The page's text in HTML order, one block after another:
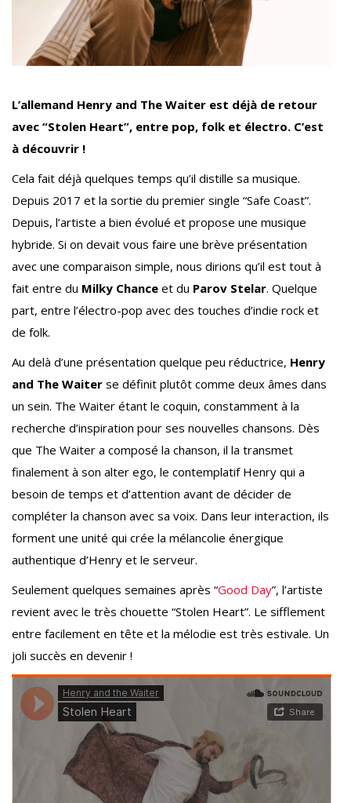
L’allemand Henry and The Waiter est déjà de retour
avec “Stolen Heart”, entre pop, folk et électro. C’est
à découvrir !
Cela fait déjà quelques temps qu’il distille sa musique.
Depuis 2017 et la sortie du premier single “Safe Coast”.
Depuis, l’artiste a bien évolué et propose une musique
hybride. Si on devait vous faire une brève présentation
avec une comparaison simple, nous dirions qu’il est tout à
fait entre du Milky Chance et du Parov Stelar. Quelque
part, entre l’électro-pop avec des touches d’indie rock et
de folk.
Au delà d’une présentation quelque peu réductrice, Henry
and The Waiter se définit plutôt comme deux âmes dans
un sein. The Waiter étant le coquin, constamment à la
recherche d’inspiration pour ses nouvelles chansons. Dès
que The Waiter a composé la chanson, il la transmet
finalement à son alter ego, le contemplatif Henry qui a
besoin de temps et d’attention avant de décider de
compléter la chanson avec sa voix. Dans leur interaction, ils
forment une unité qui crée la mélancolie énergique
authentique d’Henry et le serveur.
Seulement quelques semaines après “Good Day”, l’artiste
revient avec le très chouette “Stolen Heart”. Le sifflement
entre facilement en tête et la mélodie est très estivale. Un
joli succès en devenir !